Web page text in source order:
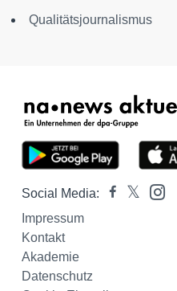
Qualitätsjournalismus
Social Media:
Impressum
Kontakt
Akademie
Datenschutz